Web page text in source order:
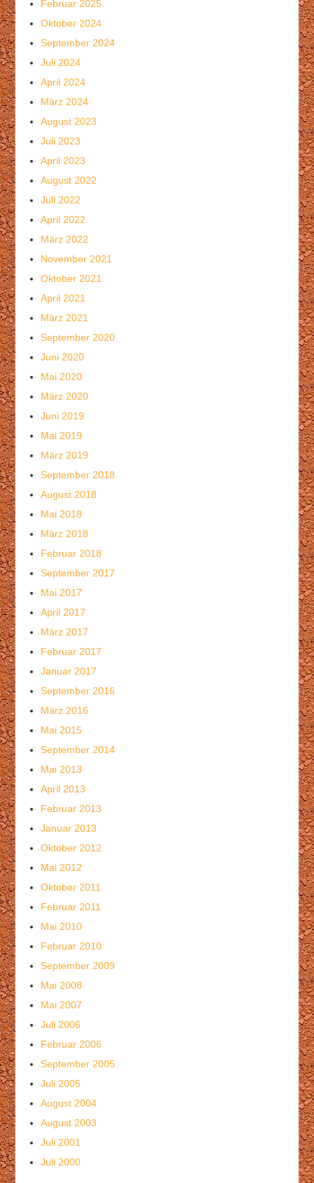
Februar 2025
Oktober 2024
September 2024
Juli 2024
April 2024
März 2024
August 2023
Juli 2023
April 2023
August 2022
Juli 2022
April 2022
März 2022
November 2021
Oktober 2021
April 2021
März 2021
September 2020
Juni 2020
Mai 2020
März 2020
Juni 2019
Mai 2019
März 2019
September 2018
August 2018
Mai 2018
März 2018
Februar 2018
September 2017
Mai 2017
April 2017
März 2017
Februar 2017
Januar 2017
September 2016
März 2016
Mai 2015
September 2014
Mai 2013
April 2013
Februar 2013
Januar 2013
Oktober 2012
Mai 2012
Oktober 2011
Februar 2011
Mai 2010
Februar 2010
September 2009
Mai 2008
Mai 2007
Juli 2006
Februar 2006
September 2005
Juli 2005
August 2004
August 2003
Juli 2001
Juli 2000